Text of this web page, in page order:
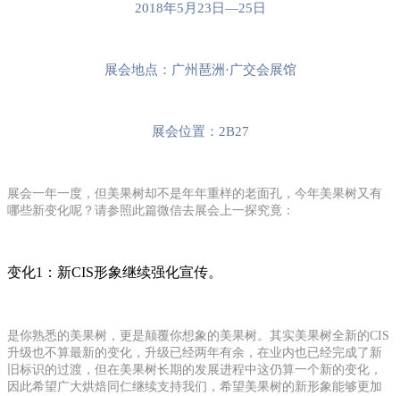
2018年5月23日—25日
展会地点： 广州琶洲·广交会展馆
展会位置：2B27
展会一年一度，但美果树却不是年年重样的老面孔，今年美果树又有
哪些新变化呢？请参照此篇微信去展会上一探究竟：
变化1：新CIS形象继续强化宣传。
是你熟悉的美果树，更是颠覆你想象的美果树。其实美果树全新的CIS
升级也不算最新的变化，升级已经两年有余，在业内也已经完成了新
旧标识的过渡，但在美果树长期的发展进程中这仍算一个新的变化，
因此希望广大烘焙同仁继续支持我们，希望美果树的新形象能够更加